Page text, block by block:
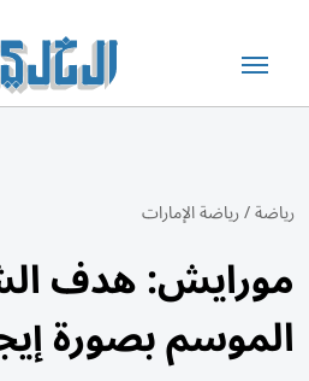
رياضة/رياضة الإمارات
مورايش: هدف
الموسم بصورة